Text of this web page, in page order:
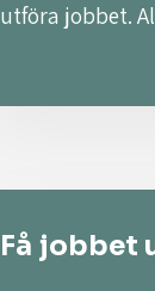
utföra jobbet.
Få jobbet